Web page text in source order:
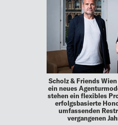
Scholz & Friends
ein neues
stehen ein flexibles
erfolgsbasierte
umfassenden
vergangenen